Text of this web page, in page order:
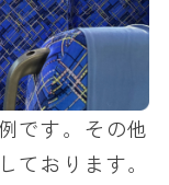
です。その他
ております。